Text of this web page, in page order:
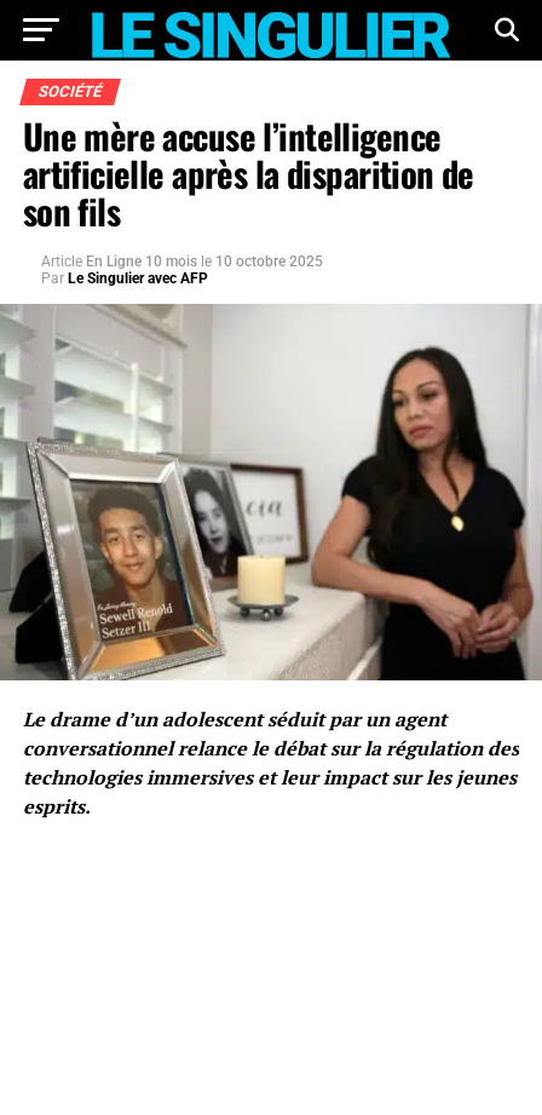
SOCIÉTÉ
Une mère accuse l’intelligence
artificielle après la disparition de
son fils
Article En Ligne 10 mois le 10 octobre 2025
Par Le Singulier avec AFP
Le drame d’un adolescent séduit par un agent
conversationnel relance le débat sur la régulation des
technologies immersives et leur impact sur les jeunes
esprits.